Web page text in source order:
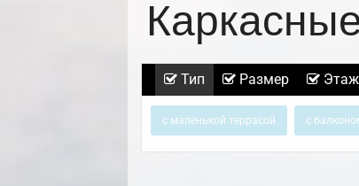
Тип Размер
с маленькой террасой с